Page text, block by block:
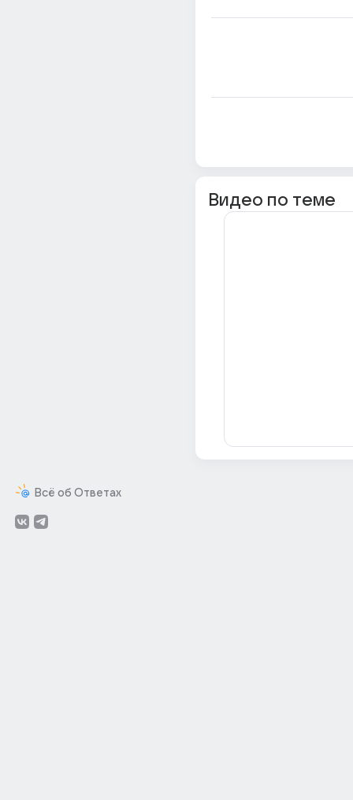
Всё об Ответах
Видео по теме